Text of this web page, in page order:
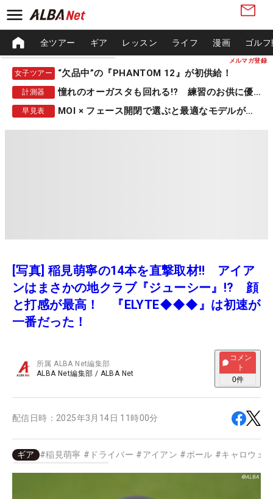
メルマガ登録
全ツアー ギア レッスン ライフ 漫画 ゴル
女子ツアー “欠品中”の『PHANTOM 12』が初供給！
計測器 憧れのオーガスタも回れる!? 練習のお供に優秀な一品
早見表 MOI × フェース開閉で選ぶと最適なモデルが見つかる
[写真] 稲見萌寧の14本を直撃取材‼ アイア
ンはまさかの地クラブ『ジューシー』!? 顔
と打感が最高！ 『ELYTE◆◆◆』は初速が
一番だった！
所属ALBA Net編集部
ALBA Net編集部 / ALBA Net
コメン
ト
0件
配信日時： 2025年3月14日 11時00分
ギア #稲見萌寧 # ドライバー #アイアン #ボール #キャロウェ